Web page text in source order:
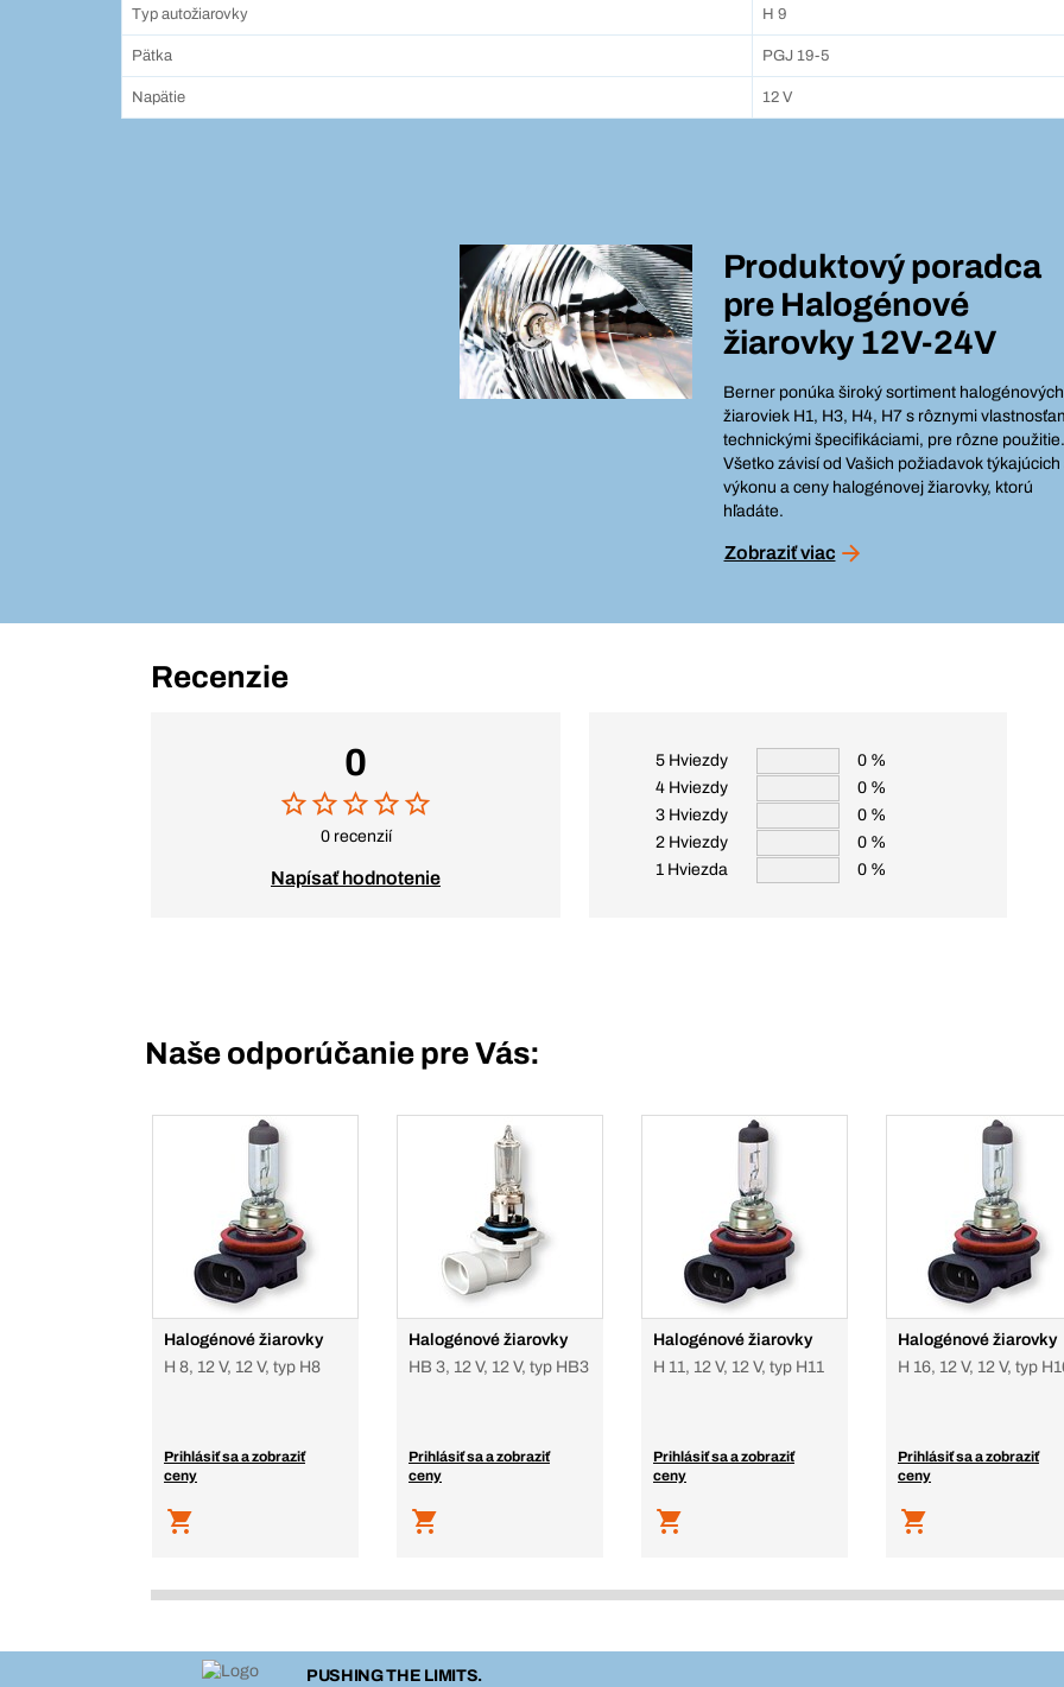
Typ autožiarovky H 9
Pätka PGJ 19-5
Napätie 12 V
Produktový poradca
pre Halogénové
žiarovky 12V-24V
Berner ponúka široký sortiment halogénových
žiaroviek H1, H3, H4, H7 s rôznymi
technickými špecifikáciami, pre rôzne použitie.
Všetko závisí od Vašich požiadavok týkajúcich
výkonu a ceny halogénovej žiarovky, ktorú
hľadáte.
Zobraziť viac
Recenzie
0
0 recenzií
Napísať hodnotenie
5 Hviezdy
0 %
4 Hviezdy
0 %
3 Hviezdy
0 %
2 Hviezdy
0 %
1 Hviezda
0 %
Naše odporúčanie pre Vás:
Halogénové žiarovky
H 8, 12 V, 12 V, typ H8
Prihlásiť sa a zobraziť
ceny
Halogénové žiarovky
HB 3, 12 V, 12 V, typ HB3
Prihlásiť sa a zobraziť
ceny
Halogénové žiarovky
H 11, 12 V, 12 V, typ H11
Prihlásiť sa a zobraziť
ceny
Halogénové žiarovky
H 16, 12 V, 12 V, typ
Prihlásiť sa a zobraziť
ceny
PUSHING THE LIMITS.